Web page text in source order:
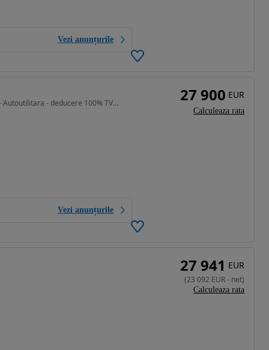
Vezi anunțurile
1968 cm3 • 102 CP • Caddy 5 locuri omologare N1 - Autoutilitara - deducere 100% TVA firme
Vezi anunțurile
27 900 EUR
Calculeaza rata
27 941 EUR
(23 092 EUR- net)
Calculeaza rata